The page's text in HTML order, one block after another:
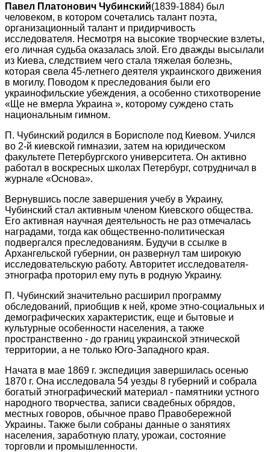
Павел Платонович Чубинский(1839-1884) был
человеком, в котором сочетались талант поэта,
организационный талант и придирчивость
исследователя. Несмотря на высокие творческие взлеты,
его личная судьба оказалась злой. Его дважды высылали
из Киева, следствием чего стала тяжелая болезнь,
которая свела 45-летнего деятеля украинского движения
в могилу. Поводом к преследования были его
украинофильские убеждения, а особенно стихотворение
«Ще не вмерла Украина », которому суждено стать
национальным гимном.
П. Чубинский родился в Борисполе под Киевом. Учился
во 2-й киевской гимназии, затем на юридическом
факультете Петербургского университета. Он активно
работал в воскресных школах Петербург, сотрудничал в
журнале «Основа».
Вернувшись после завершения учебу в Украину,
Чубинский стал активным членом Киевского общества.
Его активная научная деятельность не раз отмечалась
наградами, тогда как общественно-политическая
подвергался преследованиям. Будучи в ссылке в
Архангельской губернии, он развернул там широкую
исследовательскую работу. Авторитет исследователя-
этнографа проторил ему путь в родную Украину.
П. Чубинский значительно расширил программу
обследований, приобщив к ней, кроме этно-социальных и
демографических характеристик, еще и бытовые и
культурные особенности населения, а также
пространственно - до границ украинской этнической
территории, а не только Юго-Западного края.
Начата в мае 1869 г. экспедиция завершилась осенью
1870 г. Она исследовала 54 уезды 8 губерний и собрала
богатый этнографический материал - памятники устного
народного творчества, записи свадебных обрядов,
местных говоров, обычное право Правобережной
Украины. Также были собраны данные о занятиях
населения, заработную плату, урожаи, состояние
торговли и промышленности.